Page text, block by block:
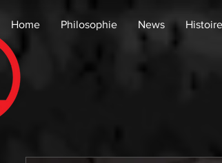
Home Philosophie News